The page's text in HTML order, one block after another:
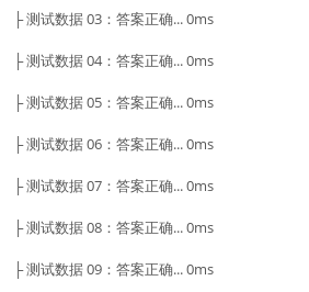
├ 测试数据 03：答案正确... 0ms
├ 测试数据 04：答案正确... 0ms
├ 测试数据 05：答案正确... 0ms
├ 测试数据 06：答案正确... 0ms
├ 测试数据 07：答案正确... 0ms
├ 测试数据 08：答案正确... 0ms
├ 测试数据 09：答案正确... 0ms